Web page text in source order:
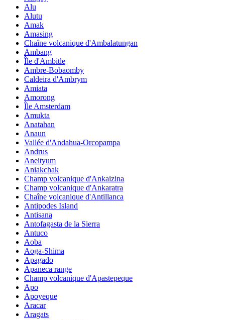
Alu
Alutu
Amak
Amasing
Chaîne volcanique d'Ambalatungan
Ambang
Île d'Ambitle
Ambre-Bobaomby
Caldeira d'Ambrym
Amiata
Amorong
Île Amsterdam
Amukta
Anatahan
Anaun
Vallée d'Andahua-Orcopampa
Andrus
Aneityum
Aniakchak
Champ volcanique d'Ankaizina
Champ volcanique d'Ankaratra
Chaîne volcanique d'Antillanca
Antipodes Island
Antisana
Antofagasta de la Sierra
Antuco
Aoba
Aoga-Shima
Apagado
Apaneca range
Champ volcanique d'Apastepeque
Apo
Apoyeque
Aracar
Aragats